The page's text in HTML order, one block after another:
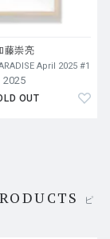
藤崇亮
April 2025 #1
2025
OUT
ピ